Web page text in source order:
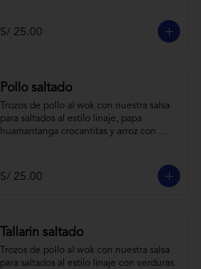
S/ 25.00
Pollo saltado
Trozos de pollo al wok con nuestra salsa
para saltados al estilo linaje, papa
huamantanga crocantitas y arroz con
S/ 25.00
Tallarin saltado
Trozos de pollo al wok con nuestra salsa
para saltados al estilo linaje con verduras.